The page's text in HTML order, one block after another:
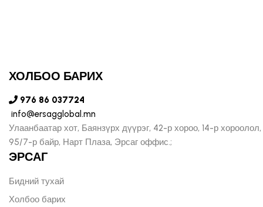
ХОЛБОО БАРИХ
976 86 037724
info@ersagglobal.mn
Улаанбаатар хот, Баянзүрх дүүрэг, 42-р хороо, 14-р хороолол,
95/7-р байр, Нарт Плаза, Эрсаг оффис.;
ЭРСАГ
Бидний тухай
Холбоо барих